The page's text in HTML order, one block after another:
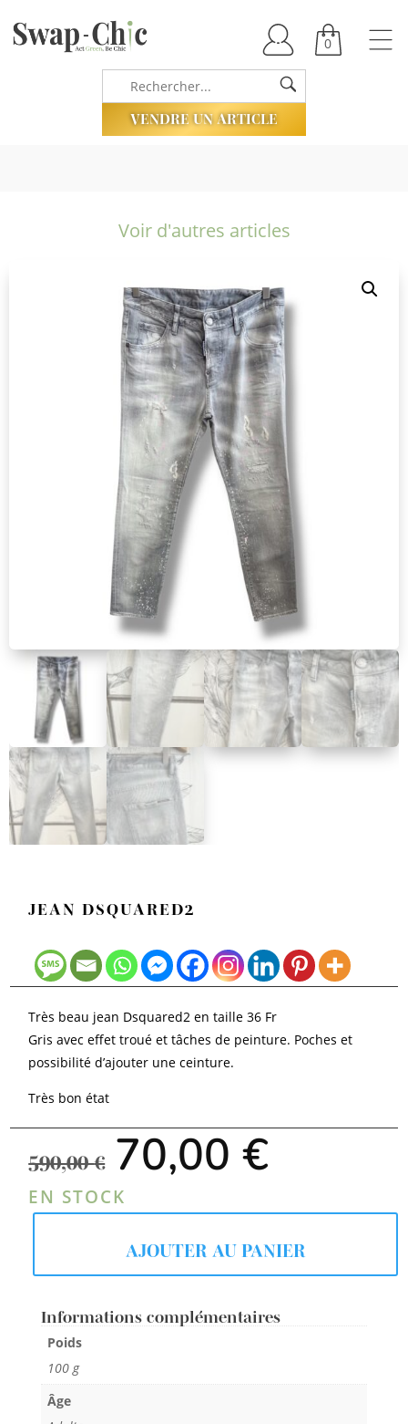
0
VENDRE UN ARTICLE
Voir d'autres articles
JEAN DSQUARED2
Très beau jean Dsquared2 en taille 36 Fr
Gris avec effet troué et tâches de peinture. Poches et
possibilité d’ajouter une ceinture.
Très bon état
590,00€
Le
prix
initial
était :
590,00 €.
70,00€Le
70,00 €.
EN STOCK
AJOUTER AU PANIER
Informations complémentaires
Poids
100 g
Âge